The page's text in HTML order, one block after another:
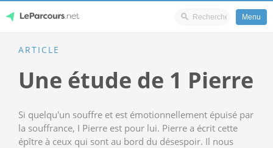
content
LeParcours.net
Menu
ARTICLE
Une étude de 1 Pierre
Si quelqu'un souffre et est émotionnellement épuisé par
la souffrance, I Pierre est pour lui. Pierre a écrit cette
épître à ceux qui sont au bord du désespoir. Il nous